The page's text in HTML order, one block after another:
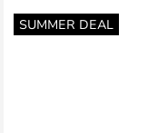
SUMMER DEAL
Ga
naar